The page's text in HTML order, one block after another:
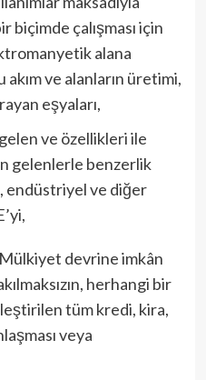
biçimde çalışması için
alana
akım ve alanların üretimi,
eşyaları,
ve özellikleri ile
gelenlerle benzerlik
endüstriyel ve diğer
devrine imkân
herhangi bir
tüm kredi, kira,
veya